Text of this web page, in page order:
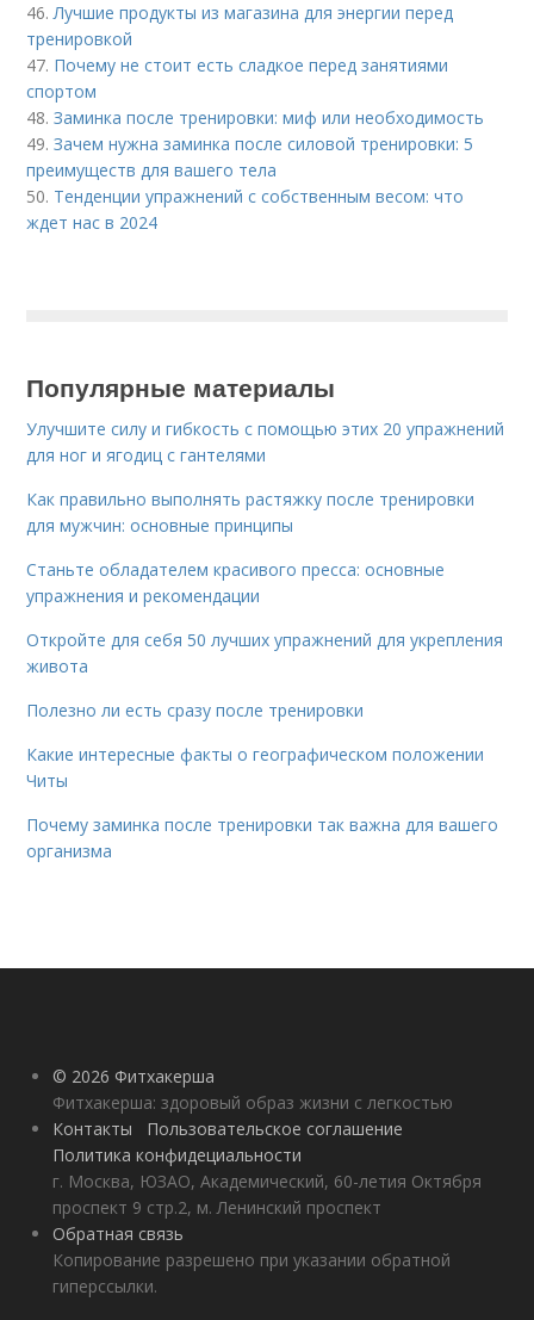
46.Лучшие продукты из магазина для энергии перед
тренировкой
47. Почему не стоит есть сладкое перед занятиями
спортом
48.Заминка после тренировки: миф или необходимость
49.Зачем нужна заминка после силовой тренировки: 5
преимуществ для вашего тела
50. Тенденции упражнений с собственным весом: что
ждет нас в 2024
Популярные материалы
Улучшите силу и гибкость с помощью этих 20 упражнений
для ног и ягодиц с гантелями
Как правильно выполнять растяжку после тренировки
для мужчин: основные принципы
Станьте обладателем красивого пресса: основные
упражнения и рекомендации
Откройте для себя 50 лучших упражнений для укрепления
живота
Полезно ли есть сразу после тренировки
Какие интересные факты о географическом положении
Читы
Почему заминка после тренировки так важна для вашего
организма
© 2026 Фитхакерша
Фитхакерша: здоровый образ жизни с легкостью
Контакты
Пользовательское соглашение
Политика конфидециальности
г. Москва, ЮЗАО, Академический, 60-летия Октября
проспект 9 стр.2, м. Ленинский проспект
Обратная связь
Копирование разрешено при указании обратной
гиперссылки.